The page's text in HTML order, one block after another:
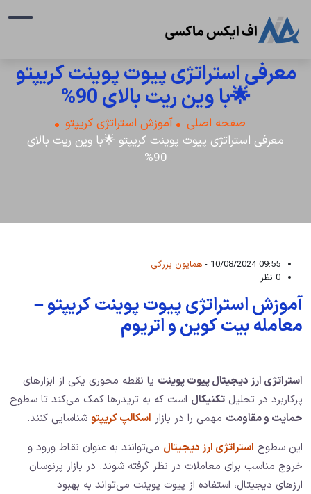
معرفی استراتژی پیوت پوینت کریپتو
🌟با وین ریت بالای 90%
صفحه اصلی
آموزش استراتژی کریپتو
معرفی استراتژی پیوت پوینت کریپتو 🌟با وین ریت بالای
90%
09:55 10/08/2024 -
همایون بزرگی
0 نظر
آموزش استراتژی پیوت پوینت کریپتو –
معامله بیت کوین و اتریوم
استراتژی ارز دیجیتال پیوت پوینت یا نقطه محوری یکی از ابزارهای
پرکاربرد در تحلیل تکنیکال است که به تریدرها کمک می‌کند تا سطوح
حمایت و مقاومت مهمی را در بازار اسکالپ کریپتو شناسایی کنند.
این سطوح استراتژی ارز دیجیتال می‌توانند به عنوان نقاط ورود و
خروج مناسب برای معاملات در نظر گرفته شوند. در بازار پرنوسان
ارزهای دیجیتال، استفاده از پیوت پوینت می‌تواند به بهبود